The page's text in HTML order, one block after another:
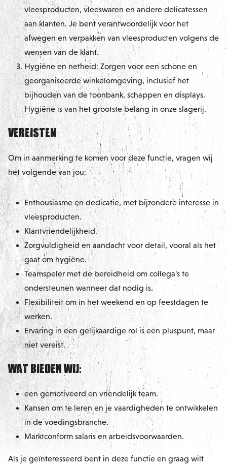
vleesproducten, vleeswaren en andere delicatessen
aan klanten. Je bent verantwoordelijk voor het
afwegen en verpakken van vleesproducten volgens de
wensen van de klant.
Hygiëne en netheid: Zorgen voor een schone en
georganiseerde winkelomgeving, inclusief het
bijhouden van de toonbank, schappen en displays.
Hygiëne is van het grootste belang in onze slagerij.
Vereisten
Om in aanmerking te komen voor deze functie, vragen wij
het volgende van jou:
Enthousiasme en dedicatie, met bijzondere interesse in
vleesproducten.
Klantvriendelijkheid.
Zorgvuldigheid en aandacht voor detail, vooral als het
gaat om hygiëne.
Teamspeler met de bereidheid om collega's te
ondersteunen wanneer dat nodig is.
Flexibiliteit om in het weekend en op feestdagen te
werken.
Ervaring in een gelijkaardige rol is een pluspunt, maar
niet vereist.
Wat bieden wij:
een gemotiveerd en vriendelijk team.
Kansen om te leren en je vaardigheden te ontwikkelen
in de voedingsbranche.
Marktconform salaris en arbeidsvoorwaarden.
Als je geïnteresseerd bent in deze functie en graag wilt